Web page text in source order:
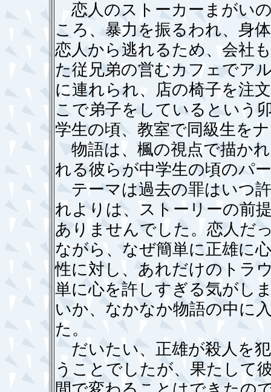
恋人のストーカーまがい
ころ、暴力を振るわれ、身
恋人から逃れるため、会社
た従兄弟の営むカフェでア
に連れられ、店の椅子を注
こで弟子をしているという
学生の頃、教室で同級生を
物語は、楓の視点で描か
れる彼らが中学生の頃のパ
テーマは過去の罪はいつ
れよりは、ストーリーの前
ありませんでした。恋人だ
ながら、なぜ簡単に正雄に
性に対し、あれだけのトラ
単に心を許しすぎる気がし
いか、なかなか物語の中に
た。
だいたい、正雄が殺人を
うことでしたが、果たして